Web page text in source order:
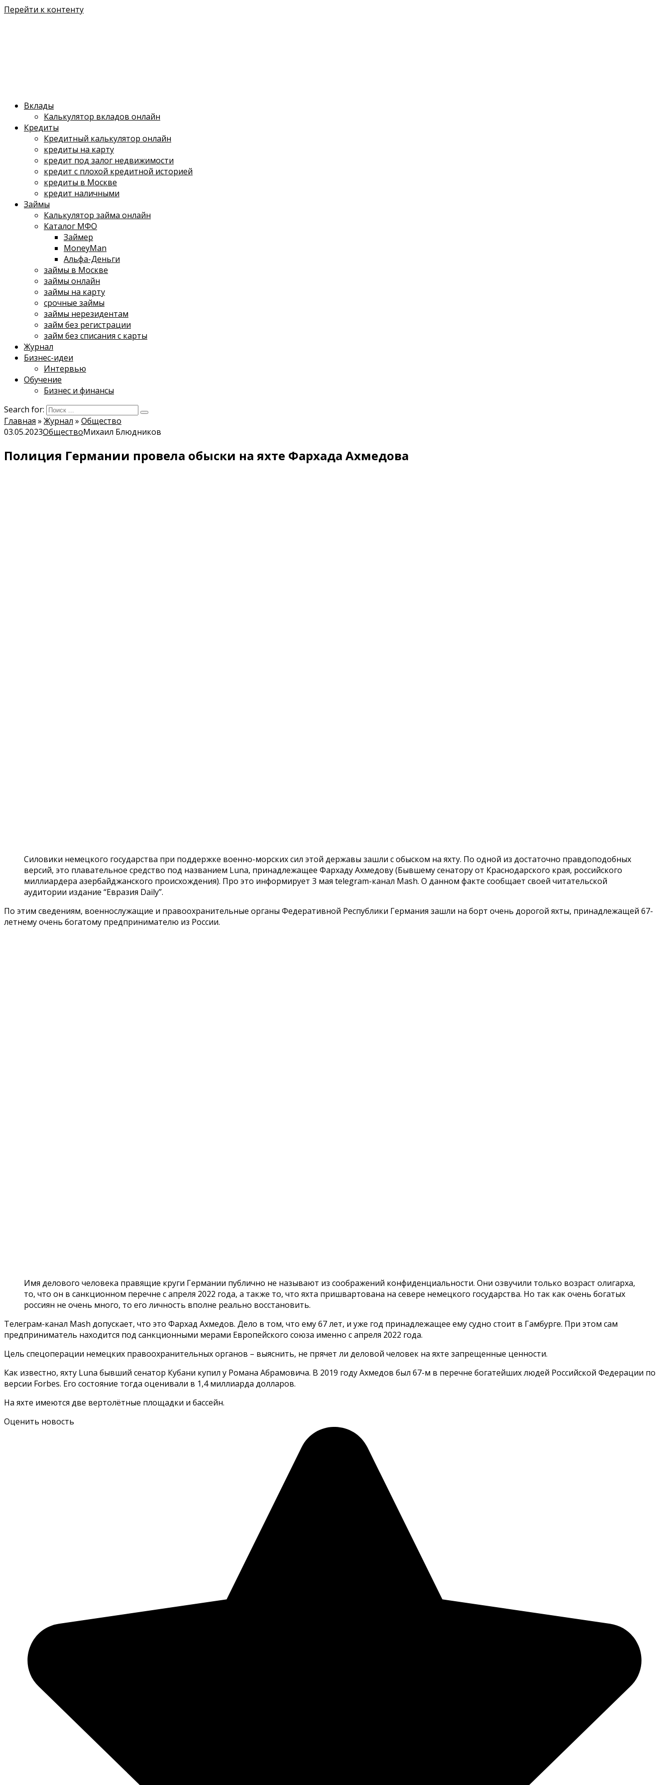
Перейти к контенту
Вклады
Калькулятор вкладов онлайн
Кредиты
Кредитный калькулятор онлайн
кредиты на карту
кредит под залог недвижимости
кредит с плохой кредитной историей
кредиты в Москве
кредит наличными
Займы
Калькулятор займа онлайн
Каталог МФО
Займер
MoneyMan
Альфа-Деньги
займы в Москве
займы онлайн
займы на карту
срочные займы
займы нерезидентам
займ без регистрации
займ без списания с карты
Журнал
Бизнес-идеи
Интервью
Обучение
Бизнес и финансы
Search for:
Главная » Журнал » Общество
03.05.2023ОбществоМихаил Блюдников
Полиция Германии провела обыски на яхте Фархада Ахмедова
Силовики немецкого государства при поддержке военно-морских сил этой державы зашли с обыском на яхту. По одной из достаточно правдоподобных
версий, это плавательное средство под названием Luna, принадлежащее Фархаду Ахмедову (Бывшему сенатору от Краснодарского края, российского
миллиардера азербайджанского происхождения). Про это информирует 3 мая telegram-канал Mash. О данном факте сообщает своей читательской
аудитории издание “Евразия Daily”.
По этим сведениям, военнослужащие и правоохранительные органы Федеративной Республики Германия зашли на борт очень дорогой яхты, принадлежащей 67-
летнему очень богатому предпринимателю из России.
Имя делового человека правящие круги Германии публично не называют из соображений конфиденциальности. Они озвучили только возраст олигарха,
то, что он в санкционном перечне с апреля 2022 года, а также то, что яхта пришвартована на севере немецкого государства. Но так как очень богатых
россиян не очень много, то его личность вполне реально восстановить.
Телеграм-канал Mash допускает, что это Фархад Ахмедов. Дело в том, что ему 67 лет, и уже год принадлежащее ему судно стоит в Гамбурге. При этом сам
предприниматель находится под санкционными мерами Европейского союза именно с апреля 2022 года.
Цель спецоперации немецких правоохранительных органов – выяснить, не прячет ли деловой человек на яхте запрещенные ценности.
Как известно, яхту Luna бывший сенатор Кубани купил у Романа Абрамовича. В 2019 году Ахмедов был 67-м в перечне богатейших людей Российской Федерации по
версии Forbes. Его состояние тогда оценивали в 1,4 миллиарда долларов.
На яхте имеются две вертолётные площадки и бассейн.
Оценить новость